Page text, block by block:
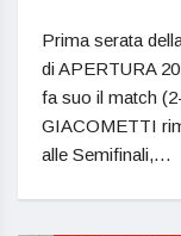
Prima serata
di APERTURA
fa suo il match
GIACOMETTI
alle Semifinali,…